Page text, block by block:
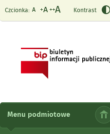
Czcionka: Kontrast
Menu podmiotowe